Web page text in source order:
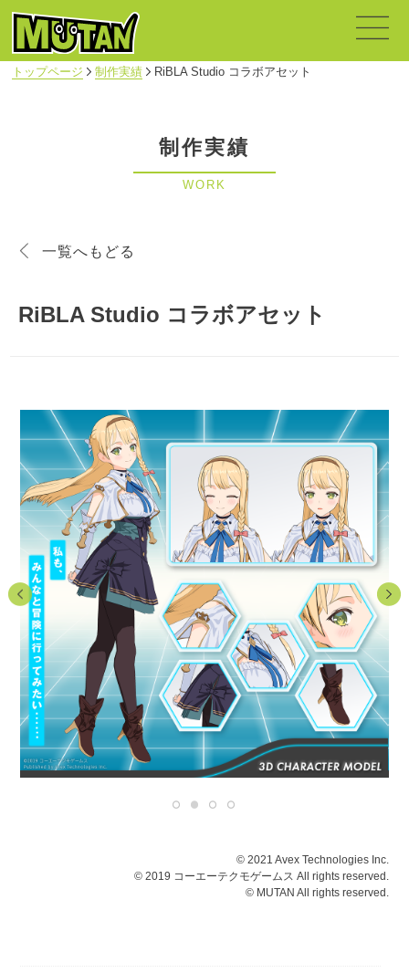
トップページ 制作実績 RiBLA Studio コラボアセット
制作実績
WORK
一覧へもどる
RiBLA Studio コラボアセット
© 2021 Avex Technologies Inc.
© 2019 コーエーテクモゲームス All rights reserved.
© MUTAN All rights reserved.